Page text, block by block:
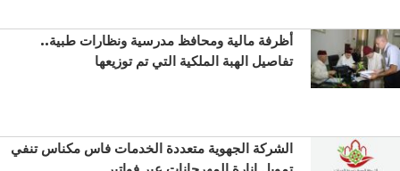
أظرفة مالية ومحافظ مدرسية ونظارات طبية..
تفاصيل الهبة الملكية التي تم توزيعها
الشركة الجهوية متعددة الخدمات فاس مكناس تنفي